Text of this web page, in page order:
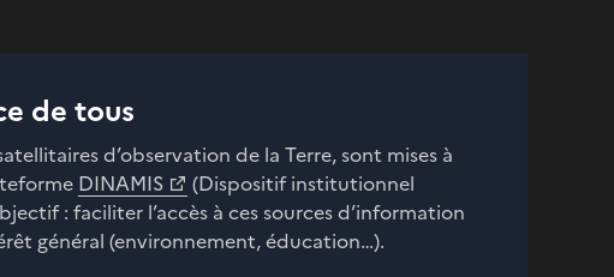
de tous
d’observation de la Terre, sont mises à
DINAMIS
(Dispositif institutionnel
: faciliter l’accès à ces sources d’information
général (environnement, éducation…).